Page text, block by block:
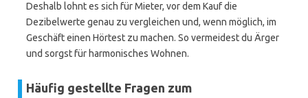
Deshalb lohnt es sich für Mieter, vor dem Kauf die
Dezibelwerte genau zu vergleichen und, wenn möglich, im
Geschäft einen Hörtest zu machen. So vermeidest du Ärger
und sorgst für harmonisches Wohnen.
Häufig gestellte Fragen zum